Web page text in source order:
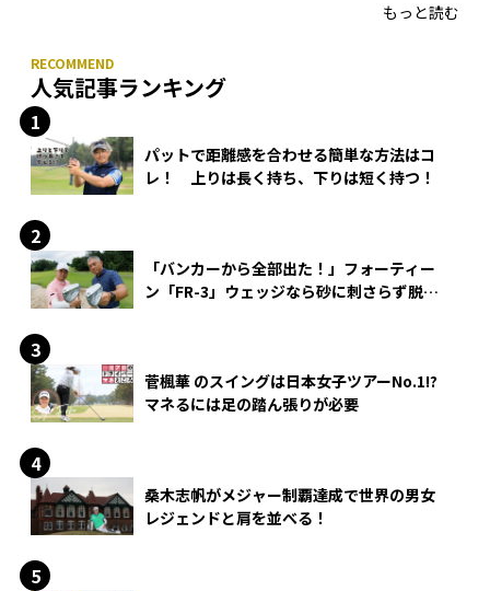
もっと読む
人気記事ランキング
パットで距離感を合わせる簡単な方法はコ
レ！ 上りは長く持ち、下りは短く持つ！
「バンカーから全部出た！」フォーティー
ン「FR-3」ウェッジなら砂に刺さらず脱出
菅楓華 のスイングは日本女子ツアーNo.1!?
マネるには足の踏ん張りが必要
桑木志帆がメジャー制覇達成で世界の男女
レジェンドと肩を並べる！